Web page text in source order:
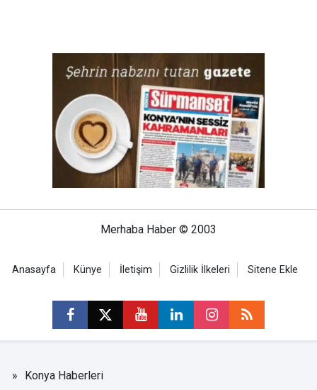
Merhaba Haber © 2003
Anasayfa Künye İletişim Gizlilik İlkeleri Sitene Ekle
Konya Haberleri